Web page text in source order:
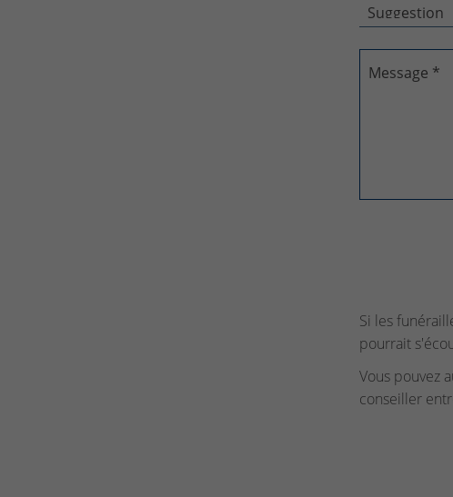
Message *
Si les
pourrait
Vous pouvez
conseiller